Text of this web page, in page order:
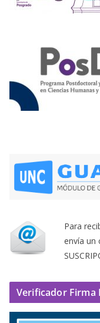
Para
envía un
Verificador Firma